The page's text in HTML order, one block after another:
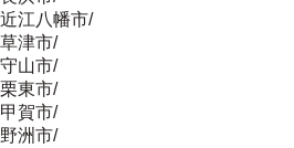
近江八幡市/
草津市/
守山市/
栗東市/
甲賀市/
野洲市/